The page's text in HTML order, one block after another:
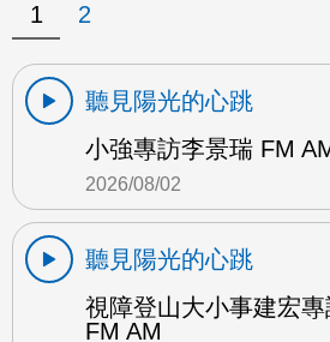
1 2
聽見陽光的心跳
小強專訪李景瑞 FM
2026/08/02
聽見陽光的心跳
視障登山大小事建宏專
FM AM